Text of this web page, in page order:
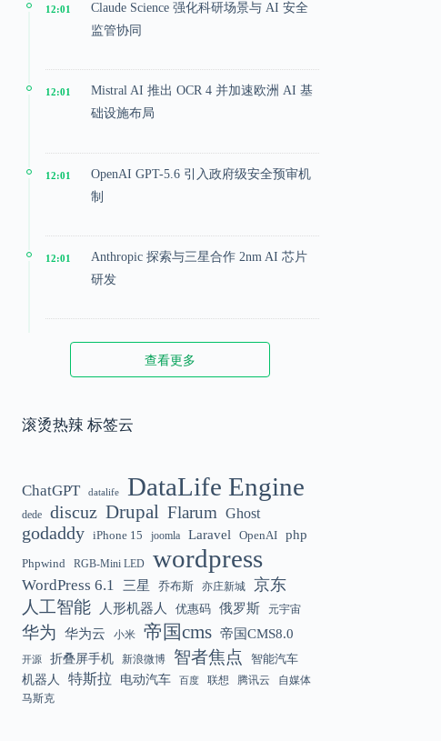
12:01
Claude Science 强化科研场景与 AI 安全
监管协同
12:01
Mistral AI 推出 OCR 4 并加速欧洲 AI 基
础设施布局
12:01
OpenAI GPT-5.6 引入政府级安全预审机
制
12:01
Anthropic 探索与三星合作 2nm AI 芯片
研发
12:01
Microsoft 投入 25 亿美元成立 AI 落地实
12:01
Meta 内部模型接近 GPT-5.5 水平，基础
12:01
Gemini 3.5 Flash 强化“AI 操作系统级代
理能力”
12:01
美国解除 Anthropic Fable / Mythos 模型
出口限制
查看更多
滚烫热辣 标签云
ChatGPT datalife DataLife Engine
dede discuz Drupal Flarum Ghost
godaddy iPhone 15 joomla Laravel OpenAI php
Phpwind RGB-Mini LED wordpress
WordPress 6.1 三星 乔布斯 亦庄新城 京东
人工智能 人形机器人 优惠码 俄罗斯 元宇宙
华为 华为云 小米 帝国cms 帝国CMS8.0
开源 折叠屏手机 新浪微博 智者焦点
智能汽车
机器人
特斯拉 电动汽车 百度 联想 腾讯云
自媒体
马斯克